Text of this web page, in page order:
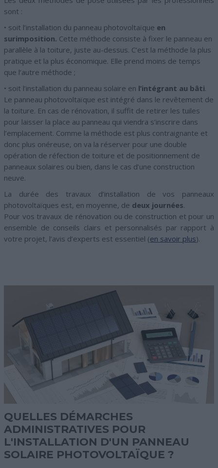
sont :
• soit l’installation du panneau photovoltaïque en
surimposition. Cette méthode consiste à fixer le panneau en
parallèle à la toiture, juste au-dessus. C’est la méthode la plus
pratique et la plus économique. Elle prend moins de temps
que l’autre méthode ;
• soit l’installation du panneau solaire en l’intégrant au bâti.
Le panneau photovoltaïque est intégré dans le revêtement de
la toiture. En cas de rénovation, il suffit de retirer les tuiles
pour laisser la place au panneau qui viendra s’inscrire dans
l’emplacement. Comme la méthode est plus contraignante et
donc plus onéreuse, on va la réserver pour une double
opération de réfection de toiture et de positionnement de
panneaux solaires ou bien, dans le cas d’une construction
neuve.
La durée des travaux d’installation de vos panneaux
photovoltaïques est, en moyenne, de deux journées.
Pour vos travaux de rénovation ou de construction et pour un
ensemble de conseils clairs et personnalisés par rapport à
votre projet, l’avis d’experts est essentiel (en savoir plus).
QUELLES DÉMARCHES
ADMINISTRATIVES POUR
L'INSTALLATION D'UN PANNEAU
SOLAIRE PHOTOVOLTAÏQUE ?